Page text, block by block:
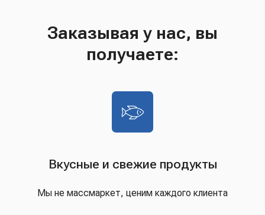
Заказывая у нас, вы
получаете:
Вкусные и свежие продукты
Мы не массмаркет, ценим каждого клиента